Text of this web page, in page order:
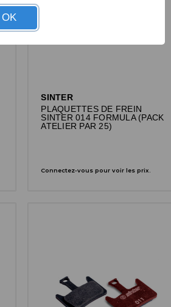
SINTER
PLAQUETTES DE FREIN
SINTER 014 FORMULA (PACK
ATELIER PAR 25)
Connectez-vous pour voir les prix.
OK